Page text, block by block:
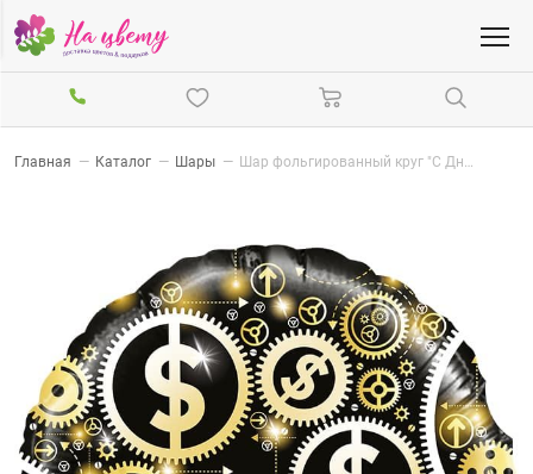
Главная — Каталог — Шары — Шар фольгированный круг "С Днём Рождения!" Доллары, черный, 46см